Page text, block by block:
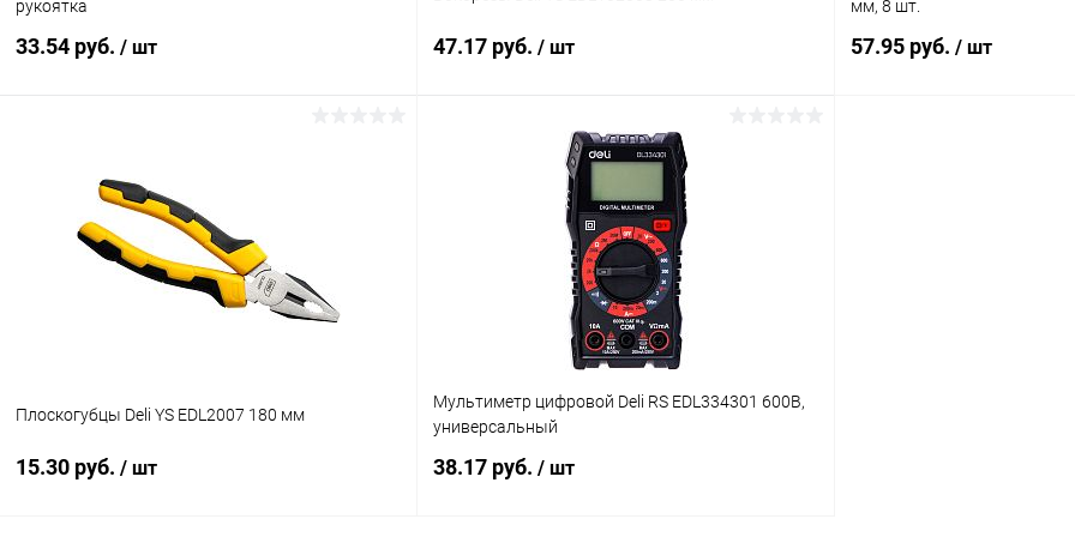
рукоятка
33.54 руб. / шт
Купить в 1 клик
В избранное Под заказ
47.17 руб. / шт
В корзину
Купить в 1 клик К сравнению
В наличии
мм, 8 шт.
57.95 руб. / шт
Плоскогубцы Deli YS EDL2007 180 мм
15.30 руб. / шт
Мультиметр цифровой Deli RS EDL334301 600В,
универсальный
38.17 руб. / шт